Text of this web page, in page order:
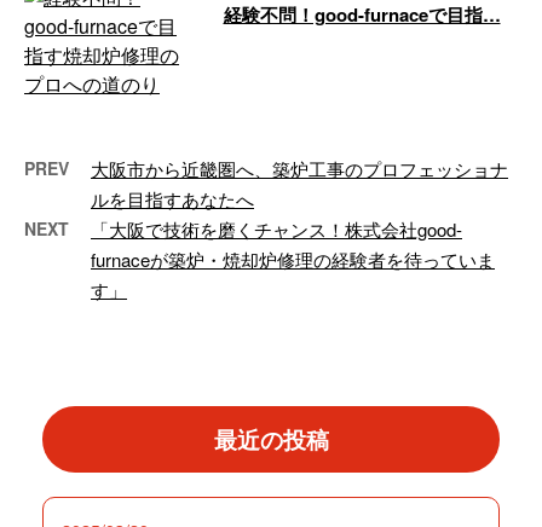
経験不問！good-furnaceで目指…
PREV
大阪市から近畿圏へ、築炉工事のプロフェッショナ
ルを目指すあなたへ
NEXT
「大阪で技術を磨くチャンス！株式会社good-
furnaceが築炉・焼却炉修理の経験者を待っていま
す」
最近の投稿